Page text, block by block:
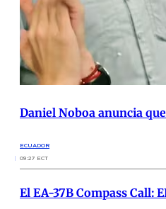
Daniel Noboa anuncia
ECUADOR
09:27 ECT
El EA-37B Compass Call: